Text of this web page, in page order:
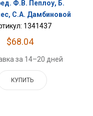
Ф.В. Пеплоу, Б.
С.А. Дамбиновой
1341437
$68.04
за 14–20 дней
КУПИТЬ